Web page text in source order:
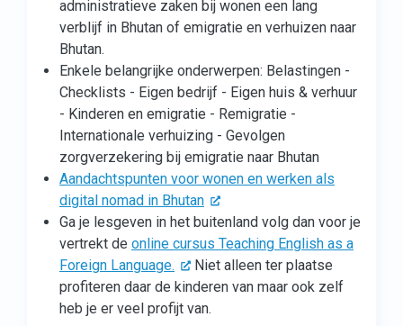
administratieve zaken bij wonen een lang
verblijf in Bhutan of emigratie en verhuizen naar
Bhutan.
Enkele belangrijke onderwerpen: Belastingen -
Checklists - Eigen bedrijf - Eigen huis & verhuur
- Kinderen en emigratie - Remigratie -
Internationale verhuizing - Gevolgen
zorgverzekering bij emigratie naar Bhutan
Aandachtspunten voor wonen en werken als
digital nomad in Bhutan
Ga je lesgeven in het buitenland volg dan voor je
vertrekt de online cursus Teaching English as a
Foreign Language.
Niet alleen ter plaatse
profiteren daar de kinderen van maar ook zelf
heb je er veel profijt van.